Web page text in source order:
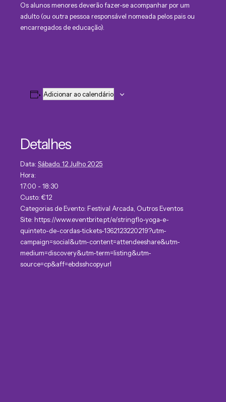
Os alunos menores deverão fazer-se acompanhar por um
adulto (ou outra pessoa responsável nomeada pelos pais ou
encarregados de educação).
Adicionar ao calendário
Detalhes
Data: Sábado, 12 Julho 2025
Hora:
17:00 - 18:30
Custo: €12
Categorias de Evento: Festival Arcada Outros Eventos
Site: https://www.eventbrite.pt/e/stringflo-yoga-e-
quinteto-de-cordas-tickets-1362123220219?utm-
campaign=social&utm-content=attendeeshare&utm-
medium=discovery&utm-term=listing&utm-
source=cp&aff=ebdsshcopyurl